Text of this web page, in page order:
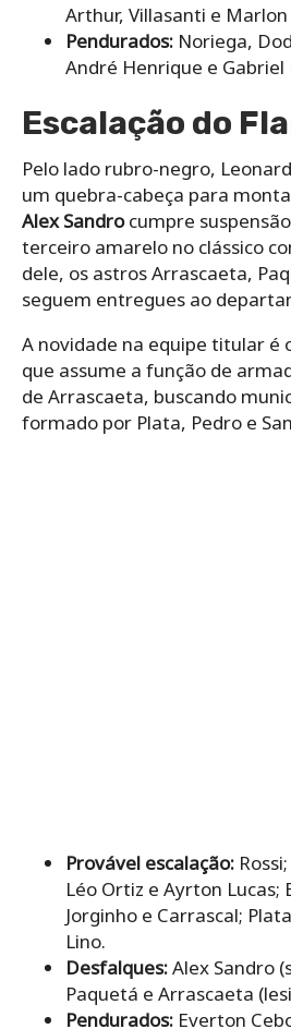
Arthur, Villasanti e Marlon
Pendurados: Noriega,
André Henrique e Gabriel
Escalação do
Pelo lado rubro-negro,
um quebra-cabeça para
Alex Sandrocumpre
terceiro amarelo no clássico
dele, os astros Arrascaeta,
seguem entregues ao
A novidade na equipe titular é
que assume a função de
de Arrascaeta, buscando
formado por Plata, Pedro e
Provável escalação:
Léo Ortiz e Ayrton
Jorginho e Carrascal;
Lino.
Desfalques:Alex Sandro
Paquetá e Arrascaeta
Pendurados: Everton